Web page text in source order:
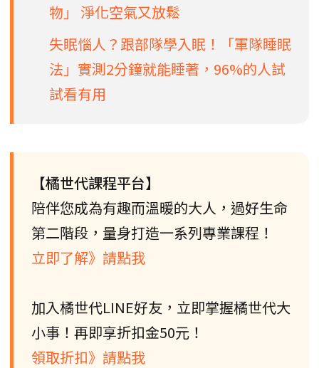
物」 淨化空氣又放鬆
失眠惱人？跟部隊學入眠！「軍隊睡眠
法」實測2分鐘就能睡著，96%的人試
試看有用
【橘世代課程平台】
陪伴您成為有趣而溫暖的大人，過好生命
第二階段，量身打造一系列專業課程！
立即了解》請點我
加入橘世代LINE好友，立即掌握橘世代大
小事！再即享折扣金50元！
領取折扣》請點我